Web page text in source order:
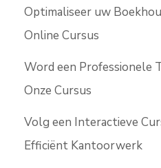
Optimaliseer uw
Online Cursus
Word een Professionele
Onze Cursus
Volg een Interactieve
Efficiënt Kantoorwerk